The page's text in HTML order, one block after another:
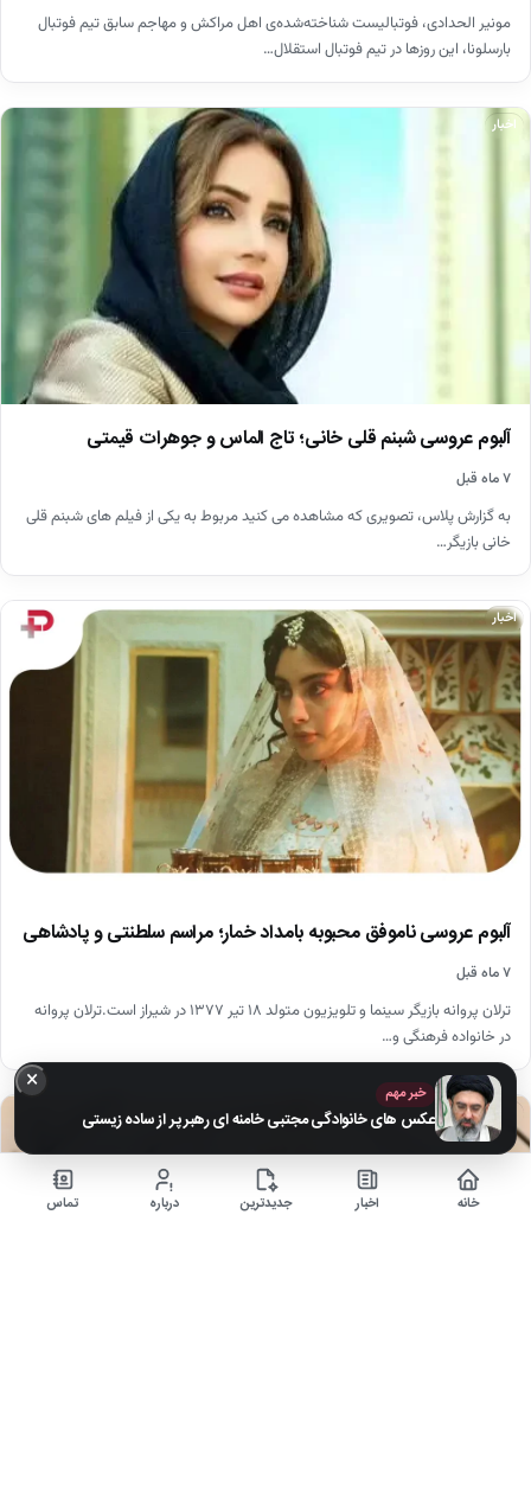
مونیر الحدادی، فوتبالیست شناخته‌شده‌ی اهل مراکش و مهاجم سابق تیم فوتبال
بارسلونا، این روزها در تیم فوتبال استقلال…
اخبار
آلبوم عروسی شبنم قلی خانی؛ تاج الماس و جوهرات قیمتی
۷ ماه قبل
به گزارش پلاس، تصویری که مشاهده می کنید مربوط به یکی از فیلم های شبنم قلی
خانی بازیگر…
اخبار
آلبوم عروسی ناموفق محبوبه بامداد خمار؛ مراسم سلطنتی ‌و پادشاهی
۷ ماه قبل
ترلان پروانه بازیگر سینما و تلویزیون متولد ۱۸ تیر ۱۳۷۷ در شیراز است.ترلان پروانه
در خانواده فرهنگی و…
چهره‌ها
× خبر مهم
عکس های خانوادگی مجتبی خامنه ای رهبر پر از ساده زیستی
خانه اخبار جدیدترین درباره تماس